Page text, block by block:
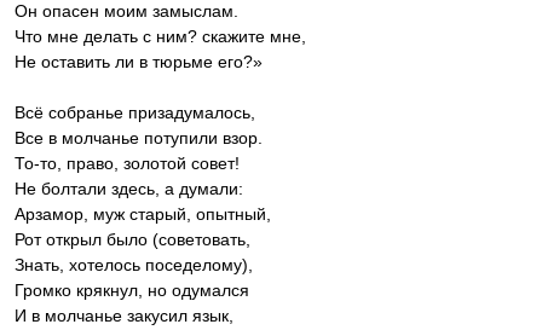
Он опасен моим замыслам.
Что мне делать с ним? скажите мне,
Не оставить ли в тюрьме его?»
Всё собранье призадумалось,
Все в молчанье потупили взор.
То-то, право, золотой совет!
Не болтали здесь, а думали:
Арзамор, муж старый, опытный,
Рот открыл было (советовать,
Знать, хотелось поседелому),
Громко крякнул, но одумался
И в молчанье закусил язык,